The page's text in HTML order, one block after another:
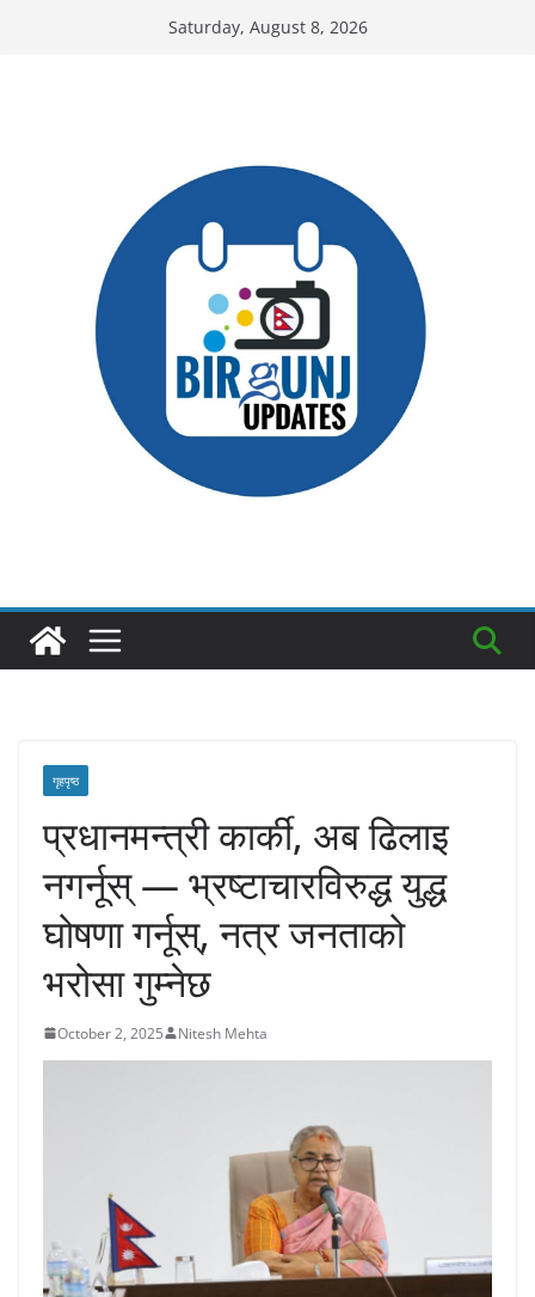
Saturday, August 8, 2026
गृहपृष्ठ
प्रधानमन्त्री कार्की, अब ढिलाइ
नगर्नूस् — भ्रष्टाचारविरुद्ध युद्ध
घोषणा गर्नूस्, नत्र जनताको
भरोसा गुम्नेछ
October 2, 2025 Nitesh Mehta